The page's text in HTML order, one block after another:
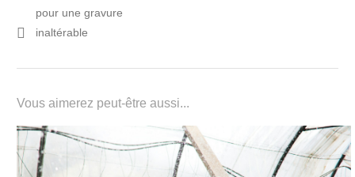
l’article
pour une gravure
inaltérable
Vous aimerez peut-être aussi...